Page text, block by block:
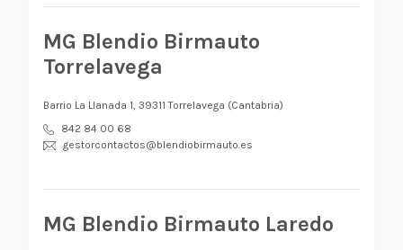
MG Blendio Birmauto
Torrelavega
Barrio La Llanada 1, 39311 Torrelavega (Cantabria)
842 84 00 68
gestorcontactos@blendiobirmauto.es
MG Blendio Birmauto Laredo